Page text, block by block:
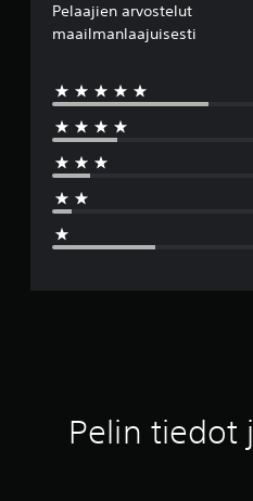
Pelaajien arvostelut
maailmanlaajuisesti
Pelin tiedot